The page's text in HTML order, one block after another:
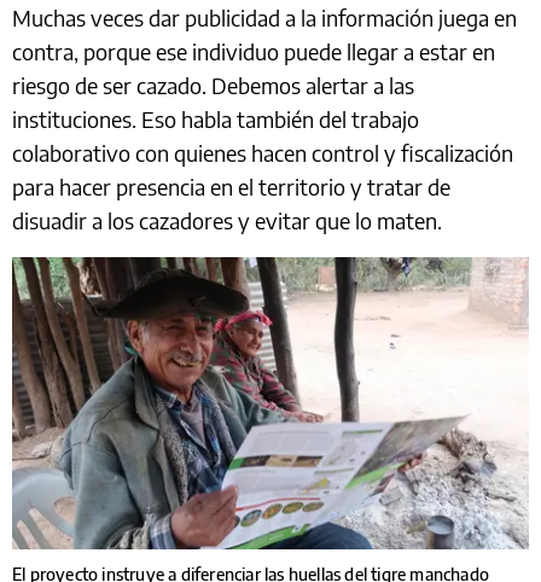
Muchas veces dar publicidad a la información juega en
contra, porque ese individuo puede llegar a estar en
riesgo de ser cazado. Debemos alertar a las
instituciones. Eso habla también del trabajo
colaborativo con quienes hacen control y fiscalización
para hacer presencia en el territorio y tratar de
disuadir a los cazadores y evitar que lo maten.
El proyecto instruye a diferenciar las huellas del tigre manchado